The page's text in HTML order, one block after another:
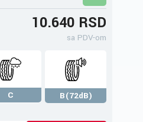
10.640 RSD
sa PDV-om
C
B(72dB)